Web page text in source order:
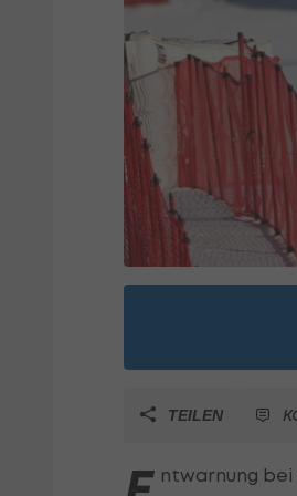
TEILEN
ntwarnung bei